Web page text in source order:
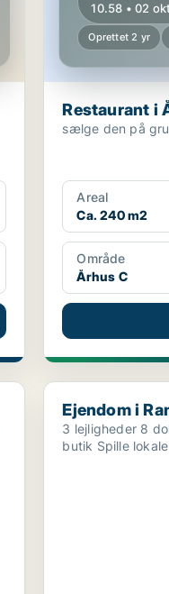
10.58 • 02
Oprettet 2 yr
Restaurant i
sælge den på
Areal
Ca. 240 m2
Område
Århus C
Ejendom i
Ejendom i
3 lejligheder 8
butik Spille